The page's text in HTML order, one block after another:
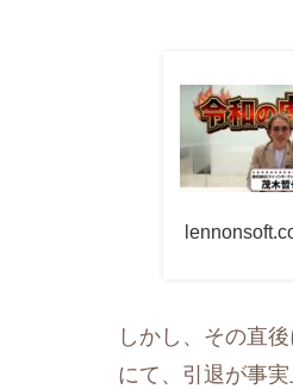
しかし、その直
にて、引退が事